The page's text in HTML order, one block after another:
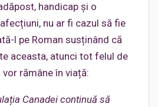
handicap și o
nu ar fi cazul să fie
l pe Roman susținând că
aceasta, atunci tot felul de
rămâne în viață:
Canadei continuă să